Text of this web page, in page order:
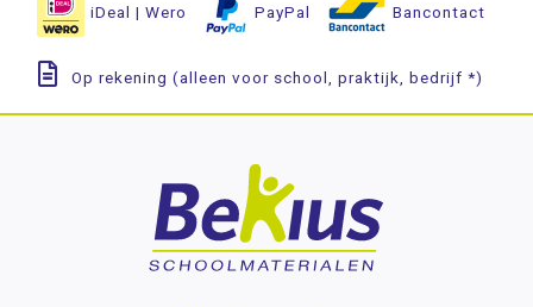
iDeal | Wero PayPal Bancontact
Op rekening (alleen voor school, praktijk, bedrijf *)